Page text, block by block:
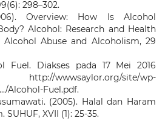
298–302.
Overview: How Is Alcohol
Alcohol: Research and Health
Abuse and Alcoholism, 29
Fuel. Diakses pada 17 Mei 2016
wwwsaylor.org/site/wp-
Alcohol-Fuel.pdf.
(2005). Halal dan Haram
XVII (1): 25-35.